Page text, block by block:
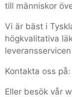
till människor
Vi är bäst i
högkvalitativa
Kontakta oss på:
Eller besök vår